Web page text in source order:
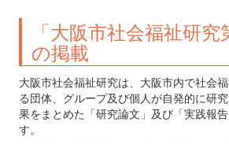
「大阪市社会福祉研
の掲載
大阪市社会福祉研究は、大阪市内で社会
る団体、グループ及び個人が自発的に研
果をまとめた「研究論文」及び「実践報
す。